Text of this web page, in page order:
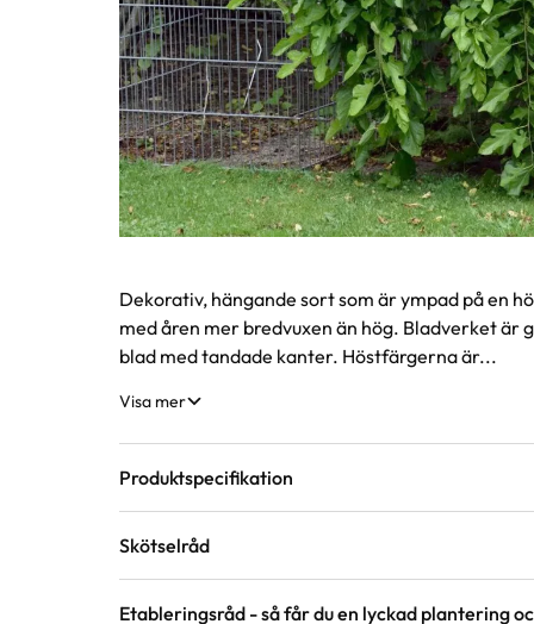
Produktinformation
Dekorativ, hängande sort som är ympad på en
med åren mer bredvuxen än hög. Bladverket
blad med tandade kanter. Höstfärgerna är...
Visa mer
Produktspecifikation
Krukstorlek
Skötselråd
Etableringsråd - så får du en lyckad plantering